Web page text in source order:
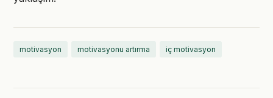
motivasyon motivasyonu artırma iç motivasyon